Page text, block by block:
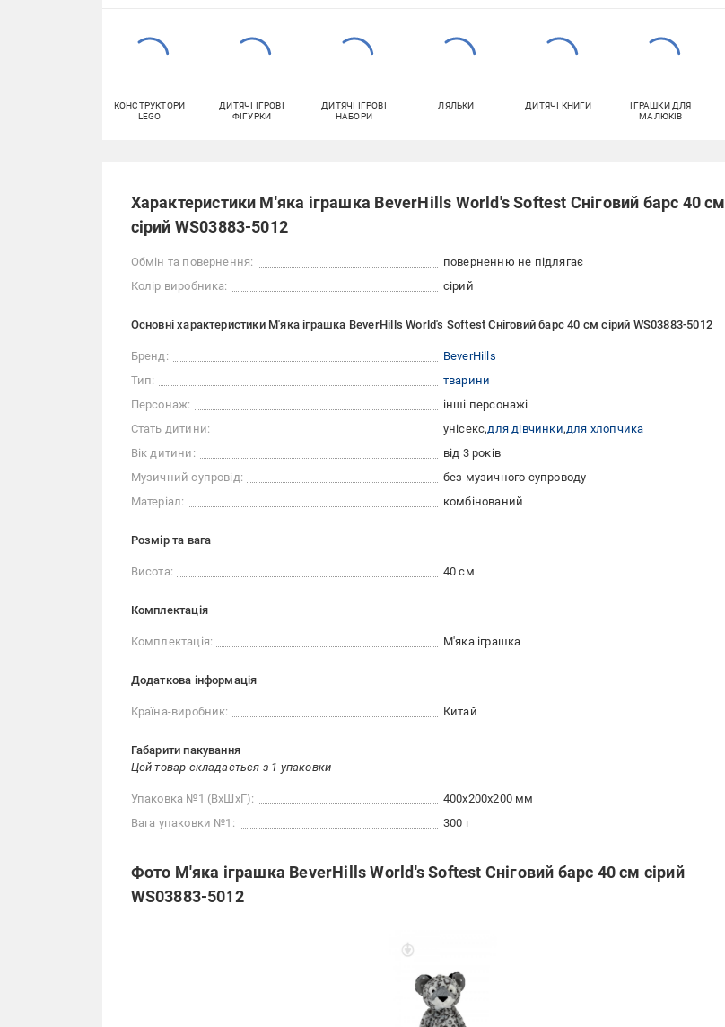
КОНСТРУКТОРИ
LEGO
ДИТЯЧІ ІГРОВІ
ФІГУРКИ
ДИТЯЧІ ІГРОВІ
НАБОРИ
ЛЯЛЬКИ ДИТЯЧІ КНИГИ
ІГРАШКИ ДЛЯ
МАЛЮКІВ
Характеристики М'яка іграшка BeverHills World's Softest Сніговий барс 40 см
сірий WS03883-5012
Обмін та повернення:
поверненню не підлягає
Колір виробника:
сірий
Основні характеристики М'яка іграшка BeverHills World's Softest Сніговий барс 40 см сірий WS03883-5012
Бренд:
BeverHills
Тип:
тварини
Персонаж:
інші персонажі
Стать дитини:
унісекс для дівчинки для хлопчика
Вік дитини:
від 3 років
Музичний супровід:
без музичного супроводу
Матеріал:
комбінований
Розмір та вага
Висота: 40 см
Комплектація
Комплектація: М'яка іграшка
Додаткова інформація
Країна-виробник: Китай
Габарити пакування
Цей товар складається з 1 упаковки
Упаковка №1 (ВхШхГ):
400x200x200 мм
Вага упаковки №1:
300 г
Фото М'яка іграшка BeverHills World's Softest Сніговий барс 40 см сірий
WS03883-5012